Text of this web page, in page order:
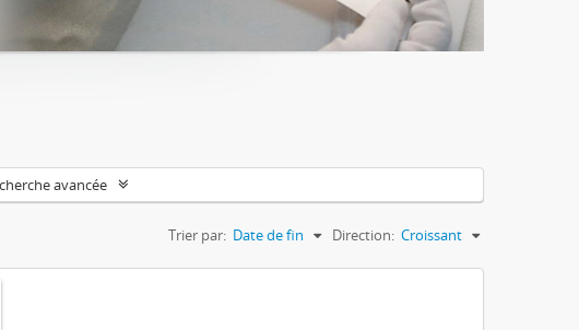
avancée
Trier par: Date de fin Direction: Croissant